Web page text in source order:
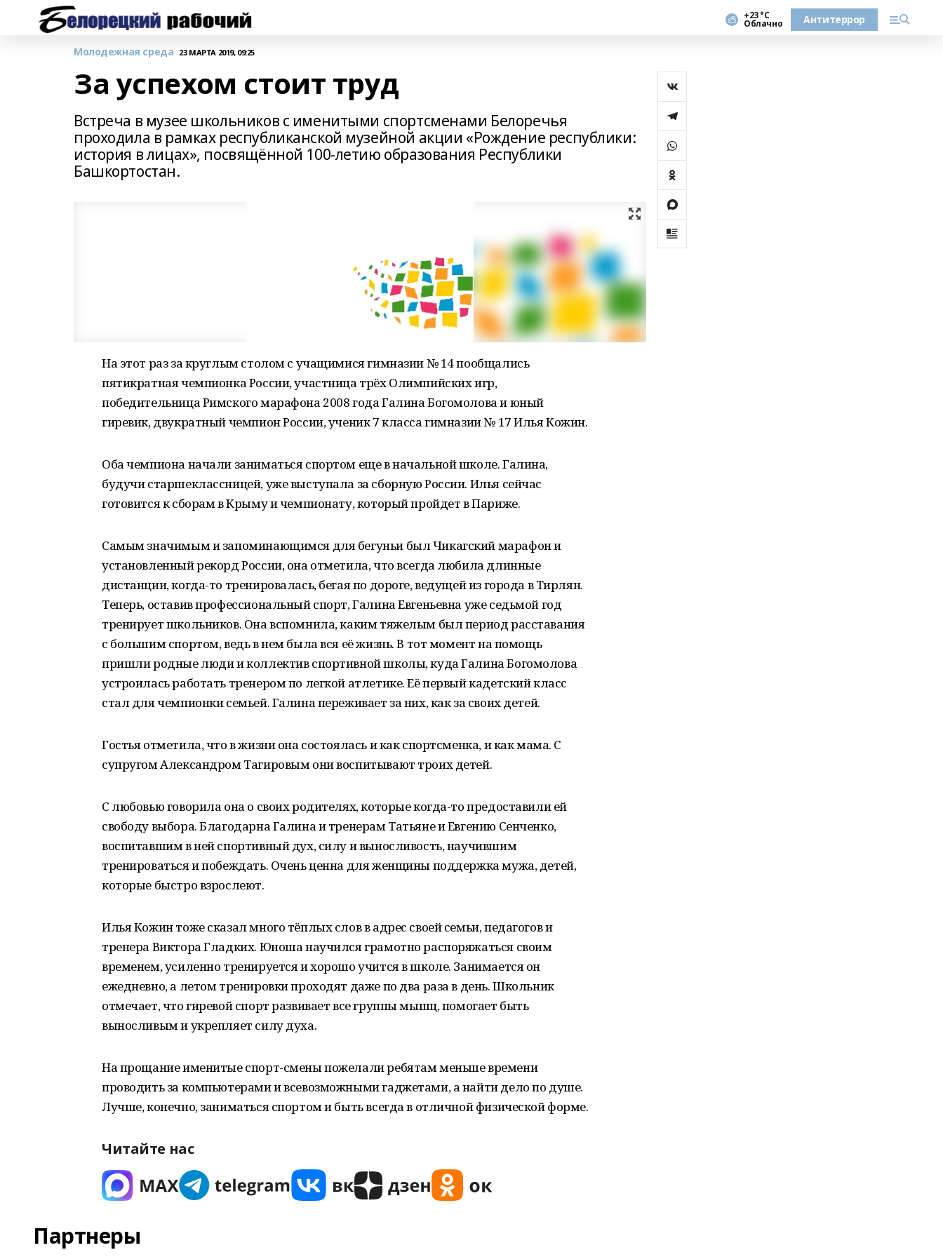
+23 °С
Облачно Антитеррор
Молодежная среда 23 МАРТА 2019, 09:25
За успехом стоит труд
Встреча в музее школьников с именитыми спортсменами Белоречья
проходила в рамках республиканской музейной акции «Рождение республики:
история в лицах», посвящённой 100-летию образования Республики
Башкортостан.
На этот раз за круглым столом с учащимися гимназии № 14 пообщались
пятикратная чемпионка России, участница трёх Олимпийских игр,
победительница Римского марафона 2008 года Галина Богомолова и юный
гиревик, двукратный чемпион России, ученик 7 класса гимназии № 17 Илья Кожин.
Оба чемпиона начали заниматься спортом еще в начальной школе. Галина,
будучи старшеклассницей, уже выступала за сборную России. Илья сейчас
готовится к сборам в Крыму и чемпионату, который пройдет в Париже.
Самым значимым и запоминающимся для бегуньи был Чикагский марафон и
установленный рекорд России, она отметила, что всегда любила длинные
дистанции, когда-то тренировалась, бегая по дороге, ведущей из города в Тирлян.
Теперь, оставив профессиональный спорт, Галина Евгеньевна уже седьмой год
тренирует школьников. Она вспомнила, каким тяжелым был период расставания
с большим спортом, ведь в нем была вся её жизнь. В тот момент на помощь
пришли родные люди и коллектив спортивной школы, куда Галина Богомолова
устроилась работать тренером по легкой атлетике. Её первый кадетский класс
стал для чемпионки семьей. Галина переживает за них, как за своих детей.
Гостья отметила, что в жизни она состоялась и как спортсменка, и как мама. С
супругом Александром Тагировым они воспитывают троих детей.
С любовью говорила она о своих родителях, которые когда-то предоставили ей
свободу выбора. Благодарна Галина и тренерам Татьяне и Евгению Сенченко,
воспитавшим в ней спортивный дух, силу и выносливость, научившим
тренироваться и побеждать. Очень ценна для женщины поддержка мужа, детей,
которые быстро взрослеют.
Илья Кожин тоже сказал много тёплых слов в адрес своей семьи, педагогов и
тренера Виктора Гладких. Юноша научился грамотно распоряжаться своим
временем, усиленно тренируется и хорошо учится в школе. Занимается он
ежедневно, а летом тренировки проходят даже по два раза в день. Школьник
отмечает, что гиревой спорт развивает все группы мышц, помогает быть
выносливым и укрепляет силу духа.
На прощание именитые спорт-смены пожелали ребятам меньше времени
проводить за компьютерами и всевозможными гаджетами, а найти дело по душе.
Лучше, конечно, заниматься спортом и быть всегда в отличной физической форме.
Читайте нас
Партнеры